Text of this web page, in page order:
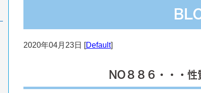
2020年04月23日 [Default]
NO８８６・・・